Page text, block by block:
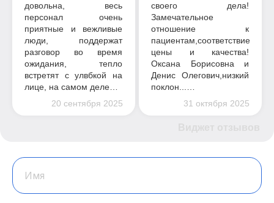
довольна, весь
персонал очень
приятные и вежливые
люди, поддержат
разговор во время
ожидания, тепло
встретят с улвбкой на
лице, на самом деле…
20 сентября 2025
своего дела!
Замечательное
отношение к
пациентам,соответствие
цены и качества!
Оксана Борисовна и
Денис Олегович,низкий
поклон...…
31 октября 2025
Имя